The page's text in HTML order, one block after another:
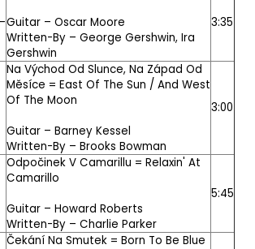
–Guitar – Oscar Moore
Written-By – George Gershwin, Ira
Gershwin
3:35
Na Východ Od Slunce, Na Západ Od
Měsíce = East Of The Sun / And West
Of The Moon
Guitar – Barney Kessel
Written-By – Brooks Bowman
3:00
Odpočinek V Camarillu = Relaxin' At
Camarillo
Guitar – Howard Roberts
Written-By – Charlie Parker
5:45
Čekání Na Smutek = Born To Be Blue